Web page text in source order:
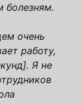
болезням.
очень
работу,
Я не